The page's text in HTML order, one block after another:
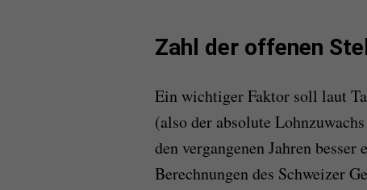
Zahl der offenen
Ein wichtiger Faktor soll laut
(also der absolute
den vergangenen Jahren
Berechnungen des Schweizer